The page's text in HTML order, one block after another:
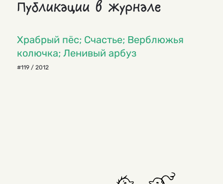
Публикации в журнале
Храбрый пёс; Счастье; Верблюжья
колючка; Ленивый арбуз
#119 / 2012